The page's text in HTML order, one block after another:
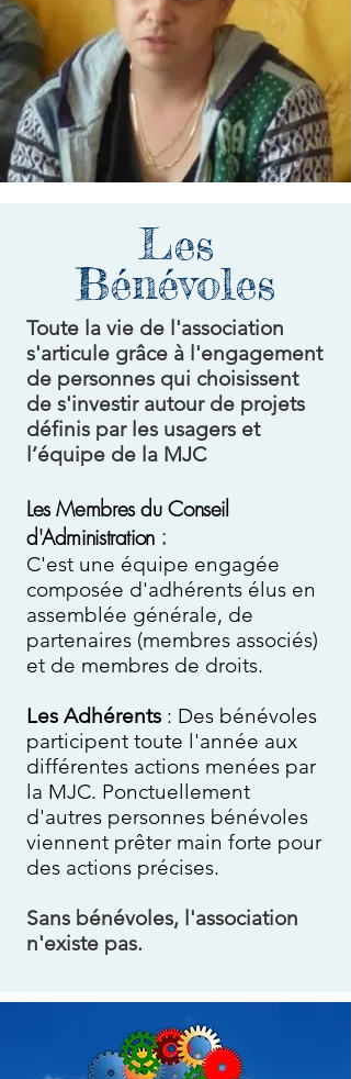
Les
Bénévoles
Toute la vie de l'association
s'articule grâce à l'engagement
de personnes qui choisissent
de s'investir autour de projets
définis par les usagers et
l’équipe de la MJC
Les Membres du Conseil
d'Administration:
C'est une équipe engagée
composée d'adhérents élus en
assemblée générale, de
partenaires (membres associés)
et de membres de droits.
Les Adhérents : Des bénévoles
participent toute l'année aux
différentes actions menées par
la MJC. Ponctuellement
d'autres personnes bénévoles
viennent prêter main forte pour
des actions précises.
Sans bénévoles, l'association
n'existe pas.